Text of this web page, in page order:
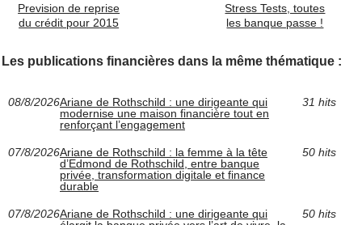
Prevision de reprise
du crédit pour 2015
Stress Tests, toutes
les banque passe !
Les publications financières dans la même thématique :
08/8/2026Ariane de Rothschild : une dirigeante qui
modernise une maison financière tout en
renforçant l’engagement
31 hits
07/8/2026Ariane de Rothschild : la femme à la tête
d’Edmond de Rothschild, entre banque
privée, transformation digitale et finance
durable
50 hits
07/8/2026Ariane de Rothschild : une dirigeante qui
50 hits